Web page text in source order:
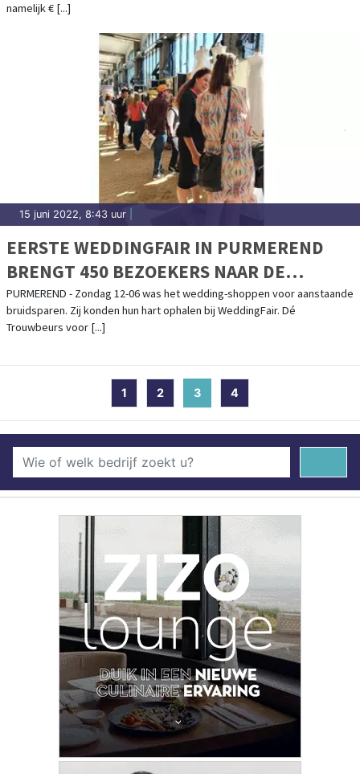
namelijk € [...]
15 juni 2022, 8:43 uur
EERSTE WEDDINGFAIR IN PURMEREND
BRENGT 450 BEZOEKERS NAAR DE
MARKTHAL
PURMEREND - Zondag 12-06 was het wedding-shoppen voor aanstaande
bruidsparen. Zij konden hun hart ophalen bij WeddingFair. Dé
Trouwbeurs voor [...]
1 2 3 (current)
4